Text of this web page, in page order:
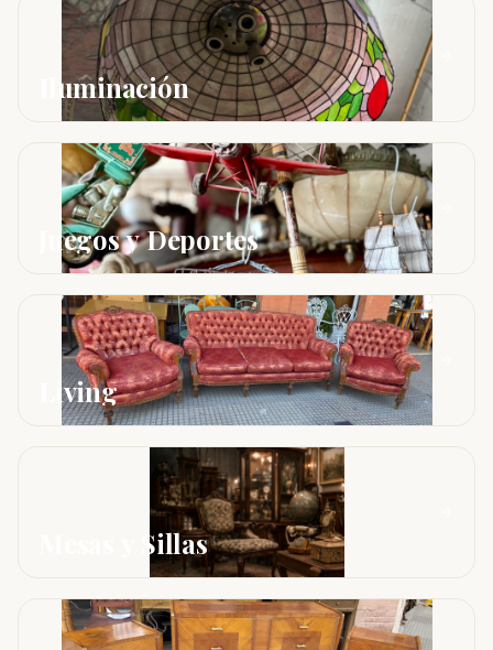
Iluminación
Juegos y Deportes
Living
Mesas y Sillas